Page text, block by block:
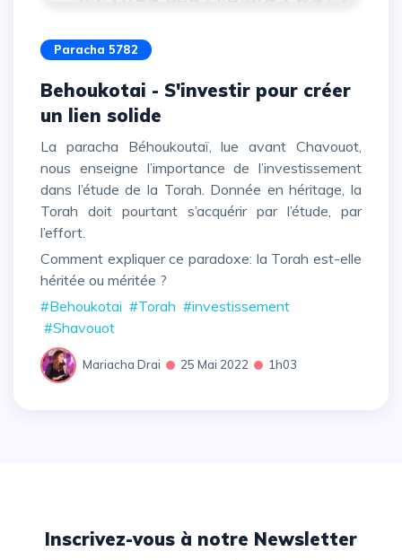
Paracha 5782
Behoukotai - S'investir pour créer
un lien solide
La paracha Béhoukoutaï, lue avant Chavouot,
nous enseigne l’importance de l’investissement
dans l’étude de la Torah. Donnée en héritage, la
Torah doit pourtant s’acquérir par l’étude, par
l’effort.
Comment expliquer ce paradoxe: la Torah est-elle
héritée ou méritée ?
#Behoukotai #Torah #investissement
#Shavouot
Mariacha Drai 25 Mai 2022 1h03
Inscrivez-vous à notre Newsletter